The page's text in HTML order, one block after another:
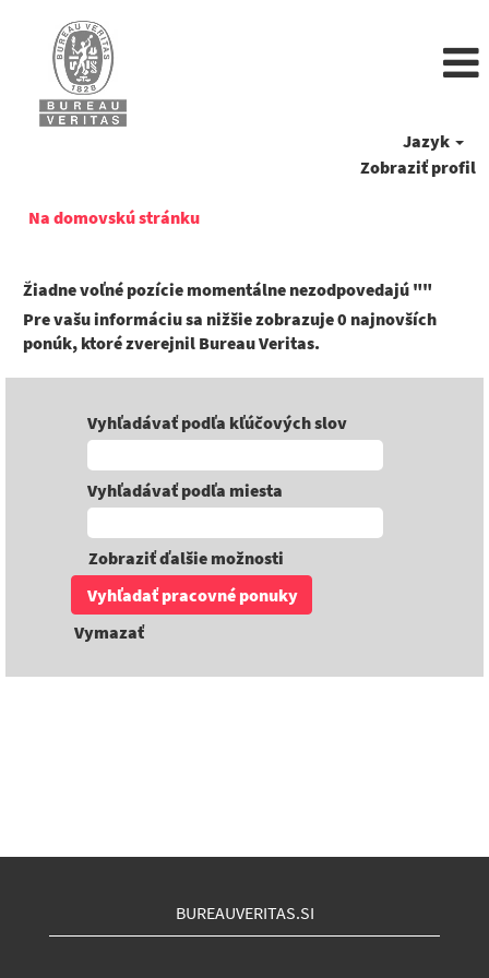
Jazyk
Zobraziť profil
Na domovskú stránku
Žiadne voľné pozície momentálne nezodpovedajú ""
Pre vašu informáciu sa nižšie zobrazuje 0 najnovších
ponúk, ktoré zverejnil Bureau Veritas.
Vyhľadávať podľa kľúčových slov
Vyhľadávať podľa miesta
Zobraziť ďalšie možnosti
Vymazať
BUREAUVERITAS.SI